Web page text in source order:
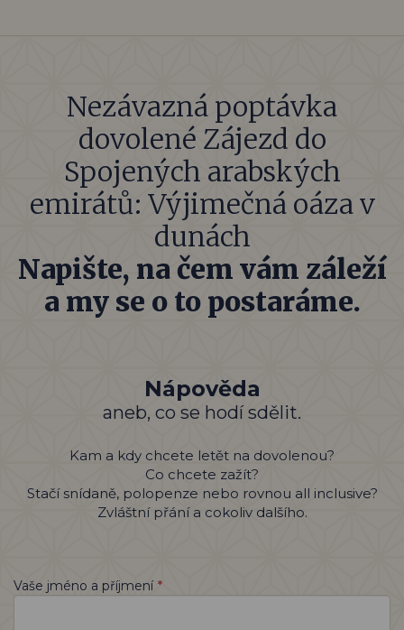
Nezávazná poptávka
dovolené Zájezd do
Spojených arabských
emirátů: Výjimečná oáza v
dunách
Napište, na čem vám záleží
a my se o to postaráme.
Nápověda
aneb, co se hodí sdělit.
Kam a kdy chcete letět na dovolenou?
Co chcete zažít?
Stačí snídaně, polopenze nebo rovnou all inclusive?
Zvláštní přání a cokoliv dalšího.
Vaše jméno a příjmení *